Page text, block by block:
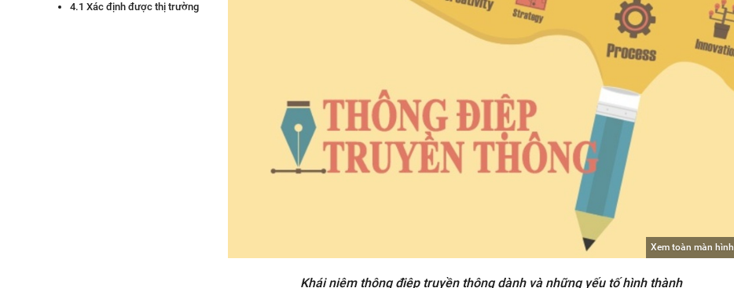
4.1 Xác định được thị trường
Xem toàn màn hình
Khái niệm thông điệp truyền thông dành và những yếu tố hình thành